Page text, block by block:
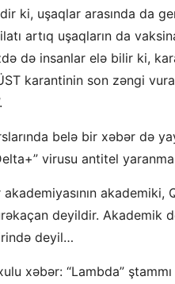
ki, uşaqlar arasında da
artıq uşaqların da
də insanlar elə bilir ki,
karantinin son zəngi
belə bir xəbər də
virusu antitel yaranma
akademiyasının
deyildir. Akademik
deyil…
xəbər: “Lambda”